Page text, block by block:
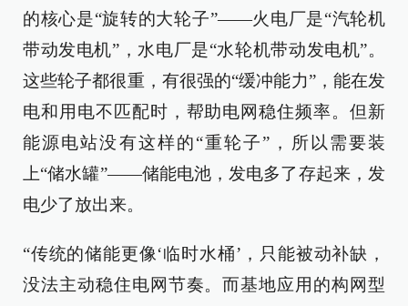
的核心是“旋转的大轮子”——火电厂是“汽轮机
带动发电机”，水电厂是“水轮机带动发电机”。
这些轮子都很重，有很强的“缓冲能力”，能在发
电和用电不匹配时，帮助电网稳住频率。但新
能源电站没有这样的“重轮子”，所以需要装
上“储水罐”——储能电池，发电多了存起来，发
电少了放出来。
“传统的储能更像‘临时水桶’，只能被动补缺，
没法主动稳住电网节奏。而基地应用的构网型